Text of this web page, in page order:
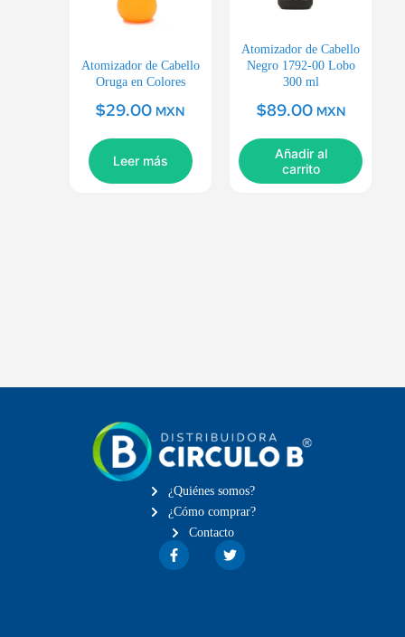
Atomizador de Cabello
Oruga en Colores
$29.00 MXN
Leer más
Atomizador de Cabello
Negro 1792-00 Lobo
300 ml
$89.00 MXN
Añadir al
carrito
¿Quiénes somos?
¿Cómo comprar?
Contacto